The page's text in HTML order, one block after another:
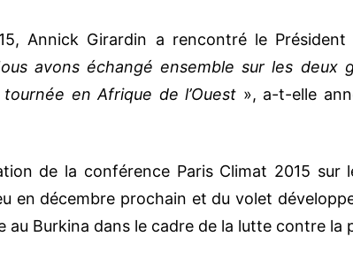
Annick Girardin a rencontré le
avons échangé ensemble sur les deux
en Afrique de l’Ouest », a-t-elle
de la conférence Paris Climat 2015 sur
en décembre prochain et du volet
au Burkina dans le cadre de la lutte contre la